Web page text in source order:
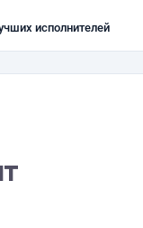
исполнителей